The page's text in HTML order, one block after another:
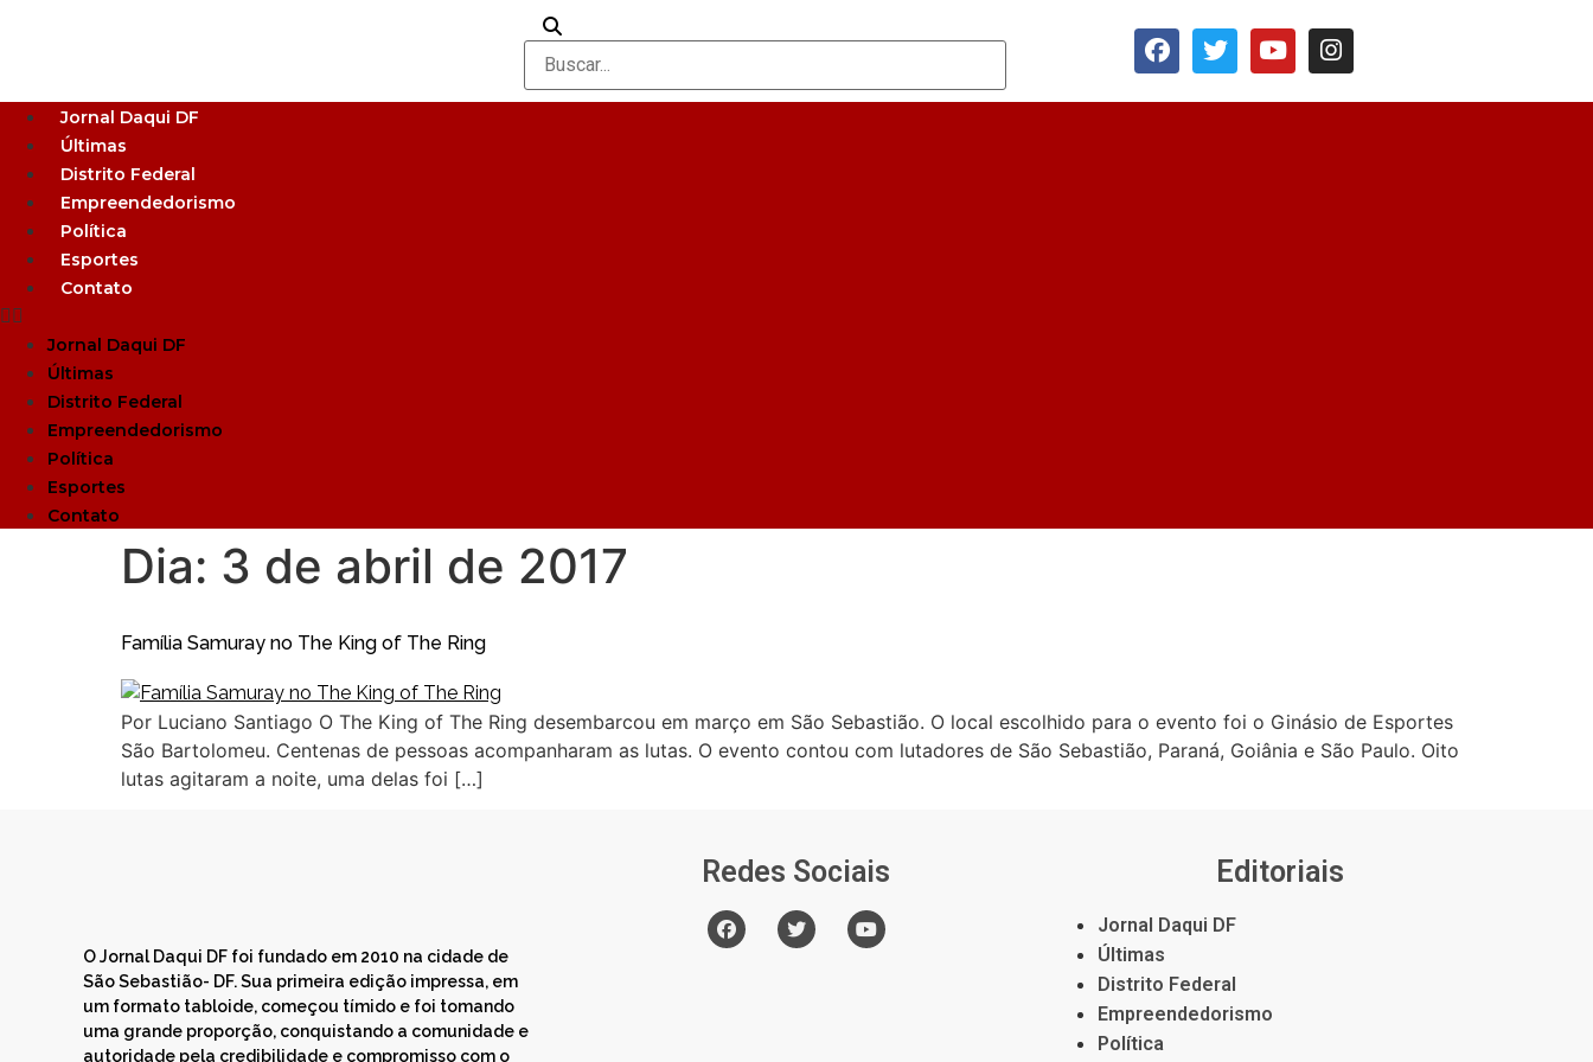
Jornal Daqui DF
Últimas
Distrito Federal
Empreendedorismo
Política
Esportes
Contato
Jornal Daqui DF
Últimas
Distrito Federal
Empreendedorismo
Política
Esportes
Contato
Dia: 3 de abril de 2017
Família Samuray no The King of The Ring
Por Luciano Santiago O The King of The Ring desembarcou em março em São Sebastião. O local escolhido para o evento foi o Ginásio de Esportes
São Bartolomeu. Centenas de pessoas acompanharam as lutas. O evento contou com lutadores de São Sebastião, Paraná, Goiânia e São Paulo. Oito
lutas agitaram a noite, uma delas foi […]
O Jornal Daqui DF foi fundado em 2010 na cidade de
São Sebastião- DF. Sua primeira edição impressa, em
um formato tabloide, começou tímido e foi tomando
uma grande proporção, conquistando a comunidade e
autoridade pela credibilidade e compromisso com o
Redes Sociais Editoriais
Jornal Daqui DF
Últimas
Distrito Federal
Empreendedorismo
Política